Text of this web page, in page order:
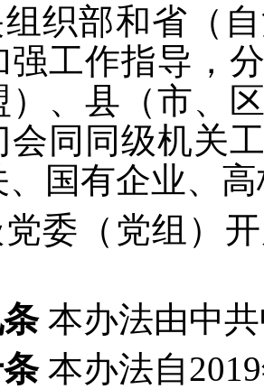
织部和省（
强工作指导，
）、县（市、
会同同级机关
、国有企业、
委（党组）
本办法由中
本办法自